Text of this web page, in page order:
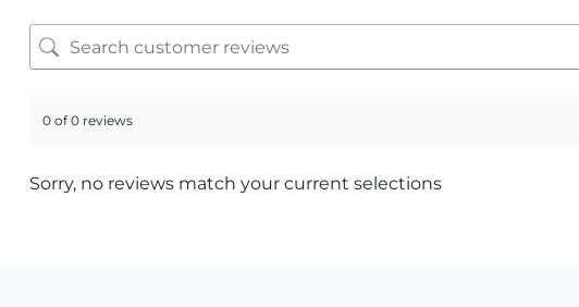
0 of 0 reviews
Sorry, no reviews match your current selections